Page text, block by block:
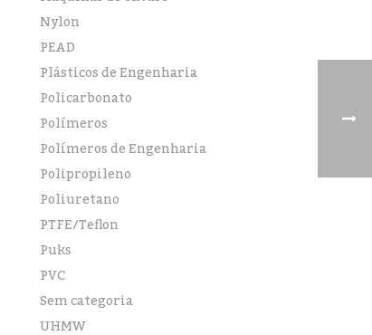
Nylon
PEAD
Plásticos de Engenharia
Policarbonato
Polímeros
Polímeros de Engenharia
Polipropileno
Poliuretano
PTFE/Teflon
Puks
PVC
Sem categoria
UHMW